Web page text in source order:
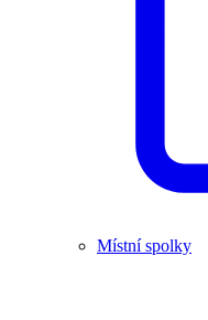
Místní spolky